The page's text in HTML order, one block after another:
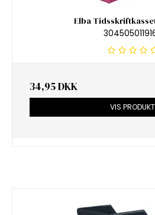
Elba
34,95 DKK
VIS PRODUKT